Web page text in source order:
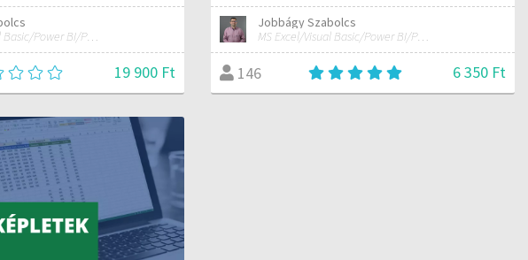
MS Excel/Visual Basic/Power BI/Python adatelemzési szakértő
19 900 Ft
Jobbágy Szabolcs
MS Excel/Visual Basic/Power BI/Python adatelemzési szakértő
146 6 350 Ft